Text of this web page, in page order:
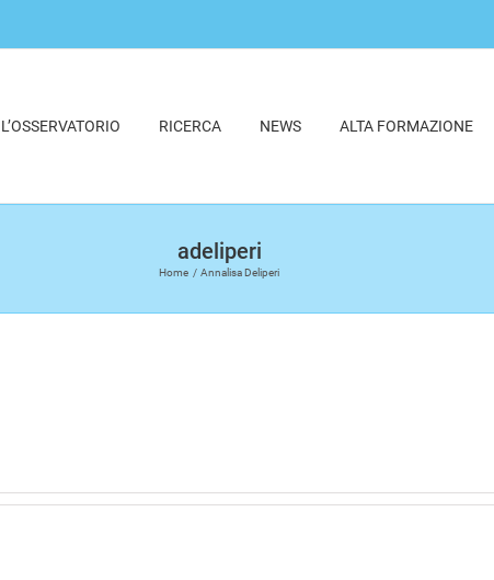
L’OSSERVATORIO RICERCA NEWS ALTA FORMAZIONE
adeliperi
Home Annalisa Deliperi